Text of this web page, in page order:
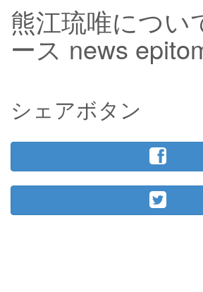
熊江琉唯につい
ース news
シェアボタン